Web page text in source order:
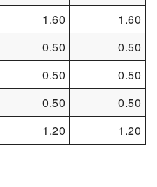
1.60
1.60
0.50
0.50
0.50
0.50
0.50
0.50
1.20 1.20